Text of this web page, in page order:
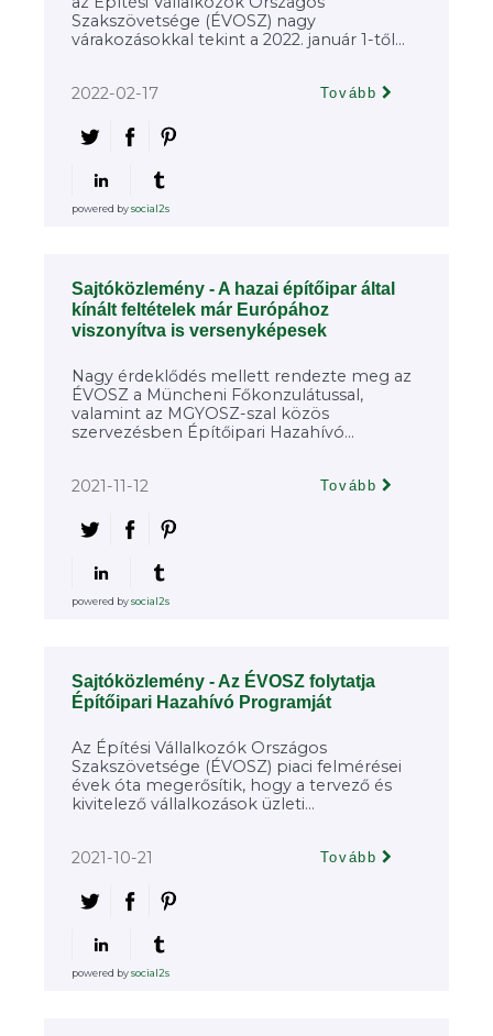
Szakszövetsége (ÉVOSZ) nagy
várakozásokkal tekint a 2022. január 1-től...
2022-02-17 Tovább
powered bysocial2s
Sajtóközlemény - A hazai építőipar által
kínált feltételek már Európához
viszonyítva is versenyképesek
Nagy érdeklődés mellett rendezte meg az
ÉVOSZ a Müncheni Főkonzulátussal,
valamint az MGYOSZ-szal közös
szervezésben Építőipari Hazahívó...
2021-11-12 Tovább
powered bysocial2s
Sajtóközlemény - Az ÉVOSZ folytatja
Építőipari Hazahívó Programját
Az Építési Vállalkozók Országos
Szakszövetsége (ÉVOSZ) piaci felmérései
évek óta megerősítik, hogy a tervező és
kivitelező vállalkozások üzleti...
2021-10-21 Tovább
powered bysocial2s